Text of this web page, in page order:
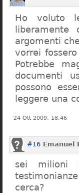
Ho voluto
argomenti
vorrei
Potrebbe
documenti
possono
leggere una
24 Ott 2009, 18:46
#16 Emanuel
sei milioni
cerca?